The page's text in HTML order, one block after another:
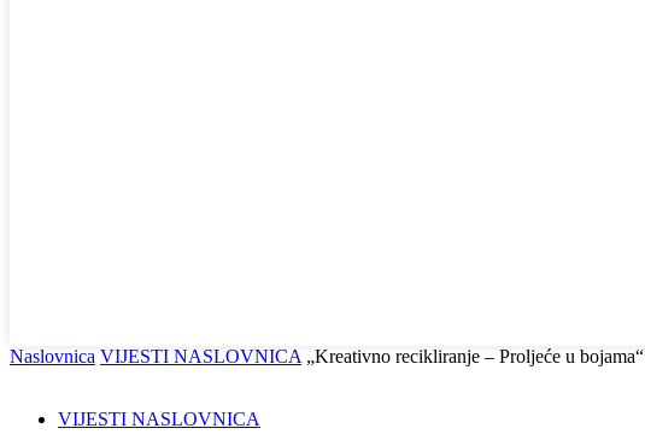
Naslovnica VIJESTI NASLOVNICA „Kreativno recikliranje – Proljeće u bojama“
VIJESTI NASLOVNICA